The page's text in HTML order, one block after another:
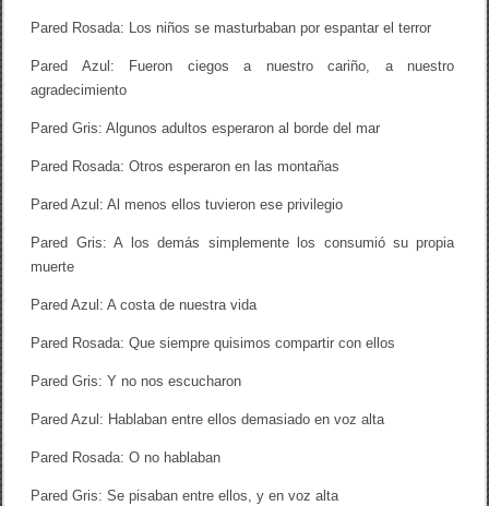
Pared Rosada: Los niños se masturbaban por espantar el terror
Pared Azul: Fueron ciegos a nuestro cariño, a nuestro
agradecimiento
Pared Gris: Algunos adultos esperaron al borde del mar
Pared Rosada: Otros esperaron en las montañas
Pared Azul: Al menos ellos tuvieron ese privilegio
Pared Gris: A los demás simplemente los consumió su propia
muerte
Pared Azul: A costa de nuestra vida
Pared Rosada: Que siempre quisimos compartir con ellos
Pared Gris: Y no nos escucharon
Pared Azul: Hablaban entre ellos demasiado en voz alta
Pared Rosada: O no hablaban
Pared Gris: Se pisaban entre ellos, y en voz alta